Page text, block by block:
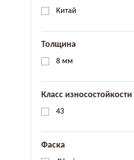
Китай
Толщина
8 мм
Класс износостойкости
43
Фаска